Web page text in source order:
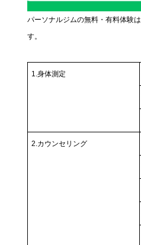
パーソナルジムの無料・有料体験
す。
1.身体測定
2.カウンセリング